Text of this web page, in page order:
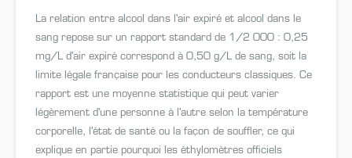
La relation entre alcool dans l'air expiré et alcool dans le
sang repose sur un rapport standard de 1/2 000 : 0,25
mg/L d'air expiré correspond à 0,50 g/L de sang, soit la
limite légale française pour les conducteurs classiques. Ce
rapport est une moyenne statistique qui peut varier
légèrement d'une personne à l'autre selon la température
corporelle, l'état de santé ou la façon de souffler, ce qui
explique en partie pourquoi les éthylomètres officiels